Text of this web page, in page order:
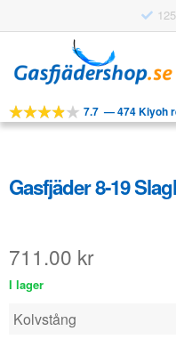
till
navigering
till
innehåll
VERKTYG
APPLIKATIONER
VANLIGA FRÅGOR
7.7 —474 Kiyoh
Gasfjäder 8-19
711.00 kr
I lager
Kolvstång